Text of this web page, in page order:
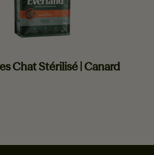
Chat Stérilisé | Canard